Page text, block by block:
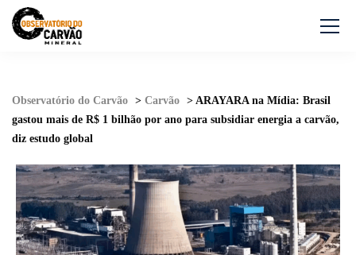
Observatório do Carvão > Carvão > ARAYARA na Mídia: Brasil
gastou mais de R$ 1 bilhão por ano para subsidiar energia a carvão,
diz estudo global